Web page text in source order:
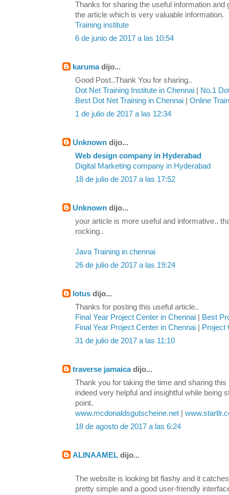
Thanks for sharing the useful information and
the article which is very valuable information.
Training institute
6 de junio de 2017 a las 10:54
karumadijo...
Good Post..Thank You for sharing..
Dot Net Training Institute in Chennai
No.1
Best Dot Net Training in Chennai
Online
1 de julio de 2017 a las 12:34
Unknown dijo...
Web design company in Hyderabad
Digital Marketing company in Hyderabad
18 de julio de 2017 a las 17:52
Unknown dijo...
your article is more useful and informative..
rocking..
Java Training in chennai
26 de julio de 2017 a las 19:24
lotus dijo...
Thanks for posting this useful article..
Final Year Project Center in Chennai
Best
Final Year Project Center in Chennai
Project
31 de julio de 2017 a las 11:10
traverse jamaicadijo...
Thank you for taking the time and sharing
indeed very helpful and insightful while being
point.
www.mcdonaldsgutscheine.net
18 de agosto de 2017 a las 6:24
ALINAAMEL dijo...
The website is looking bit flashy and it
pretty simple and a good user-friendly